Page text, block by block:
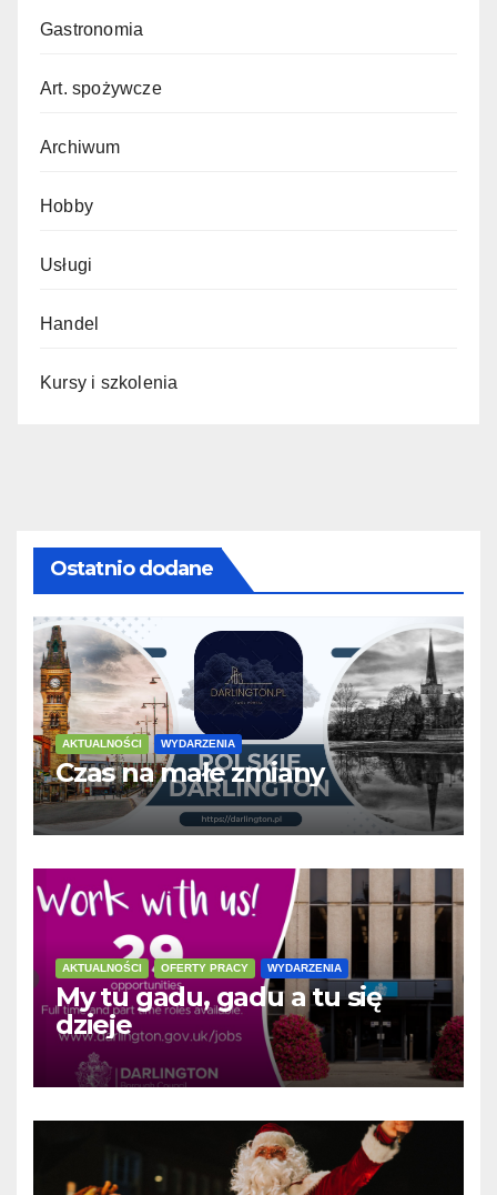
Gastronomia
Art. spożywcze
Archiwum
Hobby
Usługi
Handel
Kursy i szkolenia
Ostatnio dodane
AKTUALNOŚCI WYDARZENIA
Czas na małe zmiany
AKTUALNOŚCI OFERTY PRACY WYDARZENIA
My tu gadu, gadu a tu się
dzieje